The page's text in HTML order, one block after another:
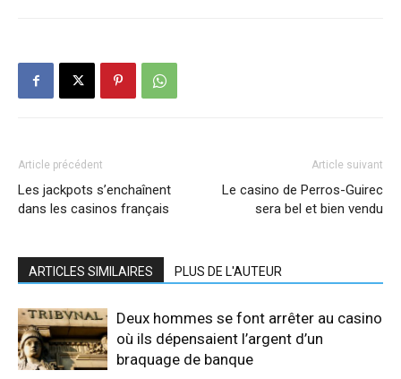
Article précédent
Les jackpots s’enchaînent
dans les casinos français
Article suivant
Le casino de Perros-Guirec
sera bel et bien vendu
ARTICLES SIMILAIRES PLUS DE L'AUTEUR
Deux hommes se font arrêter au casino
où ils dépensaient l’argent d’un
braquage de banque